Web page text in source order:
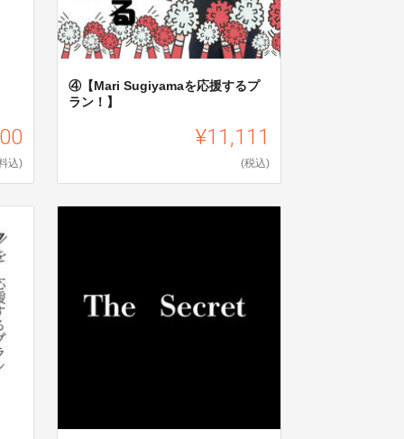
込)
④【Mari Sugiyamaを応援するプ
ラン！】
¥11,111
(税込)